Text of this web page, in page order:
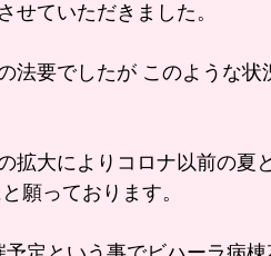
せていただきました。
法要でしたが このような
拡大によりコロナ以前の夏
願っております。